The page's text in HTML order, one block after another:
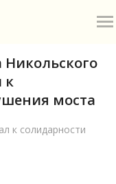
Никольского
к
моста
к солидарности